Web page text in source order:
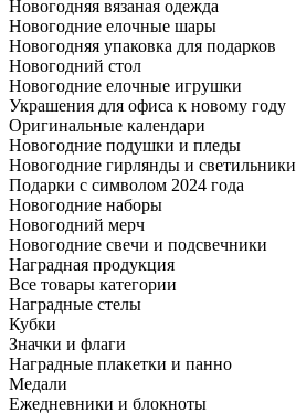
Новогодняя вязаная одежда
Новогодние елочные шары
Новогодняя упаковка для подарков
Новогодний стол
Новогодние елочные игрушки
Украшения для офиса к новому году
Оригинальные календари
Новогодние подушки и пледы
Новогодние гирлянды и светильники
Подарки с символом 2024 года
Новогодние наборы
Новогодний мерч
Новогодние свечи и подсвечники
Наградная продукция
Все товары категории
Наградные стелы
Кубки
Значки и флаги
Наградные плакетки и панно
Медали
Ежедневники и блокноты